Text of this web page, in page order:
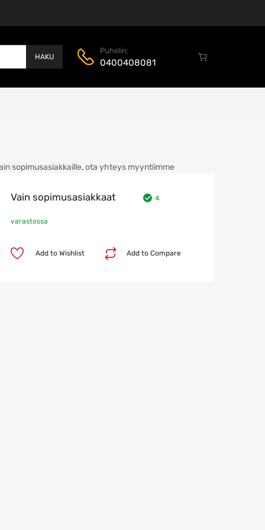
HAKU
Puhelin:
0400408081
sopimusasiakkaille, ota yhteys myyntiimme
Vain sopimusasiakkaat 4
varastossa
Add to Compare
Add to Wishlist